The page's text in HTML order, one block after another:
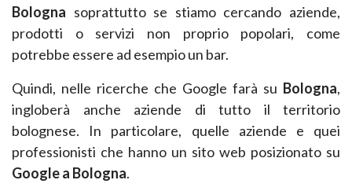
Bologna soprattutto se stiamo cercando aziende,
prodotti o servizi non proprio popolari, come
potrebbe essere ad esempio un bar.
Quindi, nelle ricerche che Google farà su Bologna,
ingloberà anche aziende di tutto il territorio
bolognese. In particolare, quelle aziende e quei
professionisti che hanno un sito web posizionato su
Google a Bologna.